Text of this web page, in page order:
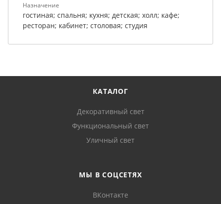
Назначение
гостиная; спальня; кухня; детская; холл; кафе;
ресторан; кабинет; столовая; студия
КАТАЛОГ
Декоративный свет
Функциональный свет
Уличный свет
МЫ В СОЦСЕТЯХ
ВКонтакте